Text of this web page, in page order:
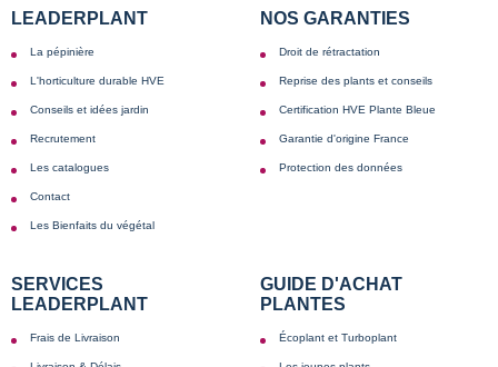
LEADERPLANT
La pépinière
L'horticulture durable HVE
Conseils et idées jardin
Recrutement
Les catalogues
Contact
Les Bienfaits du végétal
NOS GARANTIES
Droit de rétractation
Reprise des plants et conseils
Certification HVE Plante Bleue
Garantie d'origine France
Protection des données
SERVICES
LEADERPLANT
Frais de Livraison
GUIDE D'ACHAT
PLANTES
Écoplant et Turboplant